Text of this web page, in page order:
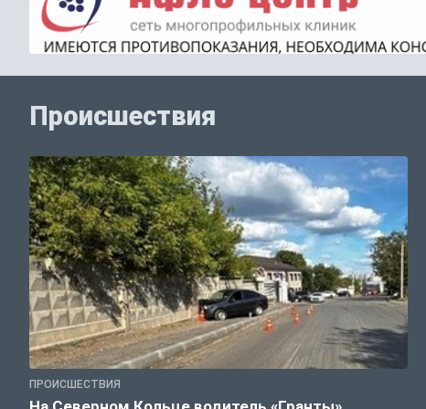
Происшествия
ПРОИСШЕСТВИЯ